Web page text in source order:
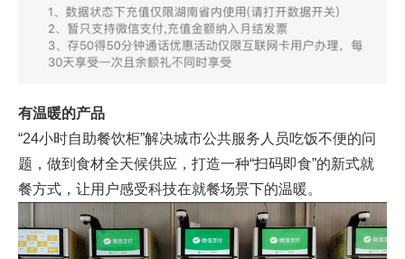
有温暖的产品
“24小时自助餐饮柜”解决城市公共服务人员吃饭不便的问
题，做到食材全天候供应，打造一种“扫码即食”的新式就
餐方式，让用户感受科技在就餐场景下的温暖。